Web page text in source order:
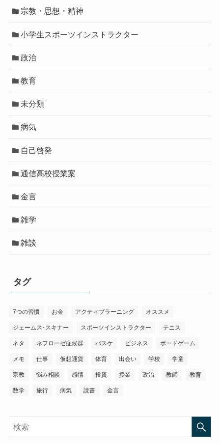
宗教・思想・精神
小学生スポーツインストラクター
政治
教育
未分類
病気
自己啓発
通信高校授業案
金言
雑学
雑談
タグ
7つの習慣 お金 アクティブラーニング オススメ
ジェームス･スキナー スポーツインストラクター テニス
ネタ ネフローゼ症候群 バスケ ビジネス ボードゲーム
メモ 仕事 仮想通貨 体育 出会い 学校 学童
宗教 悩み相談 感情 投資 授業 政治 教師 教育
数学 旅行 病気 読書 金言